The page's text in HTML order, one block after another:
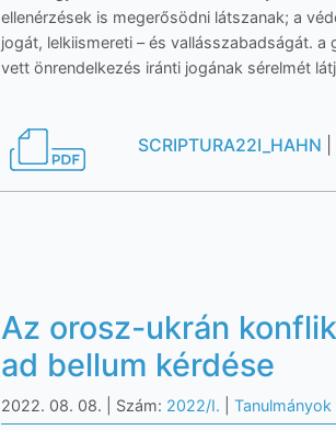
ellenérzések is megerősödni látszanak; a
jogát, lelkiismereti – és vallásszabadságát.
vett önrendelkezés iránti jogának sérelmét
SCRIPTURA22I_HAHN
Az orosz-ukrán
ad bellum kérdése
2022. 08. 08. | Szám: 2022/I. Tanulmányok